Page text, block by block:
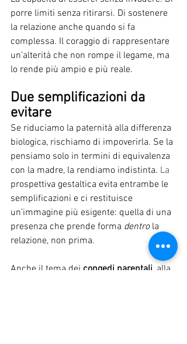
porre limiti senza ritirarsi. Di sostenere
la relazione anche quando si fa
complessa. Il coraggio di rappresentare
un’alterità che non rompe il legame, ma
lo rende più ampio e più reale.
Due semplificazioni da
evitare
Se riduciamo la paternità alla differenza
biologica, rischiamo di impoverirla. Se la
pensiamo solo in termini di equivalenza
con la madre, la rendiamo indistinta. La
prospettiva gestaltica evita entrambe le
semplificazioni e ci restituisce
un’immagine più esigente: quella di una
presenza che prende forma dentro la
relazione, non prima.
Anche il tema dei congedi parentali , alla